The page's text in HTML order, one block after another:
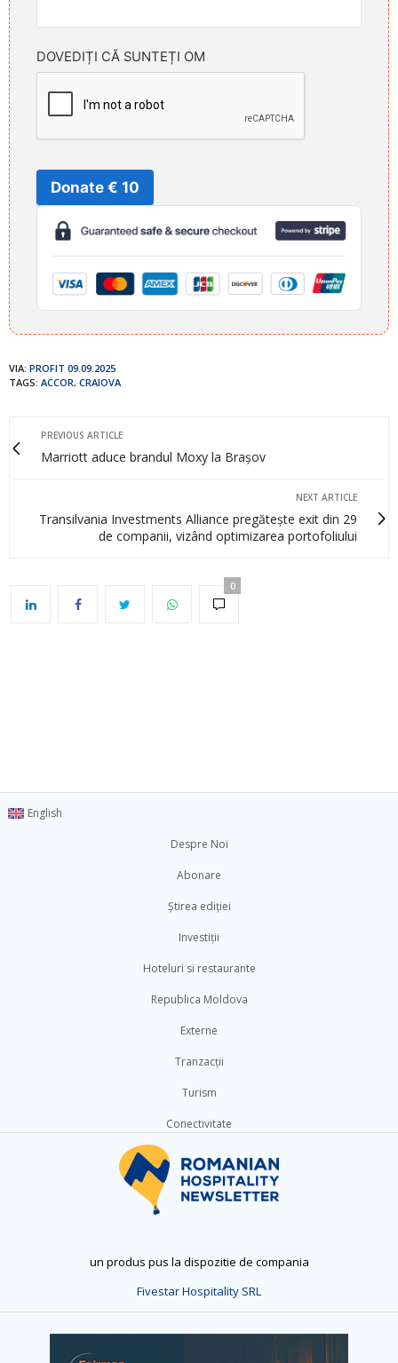
DOVEDIȚI CĂ SUNTEȚI OM
Donate € 10
VIA: PROFIT 09.09.2025
TAGS: ACCOR, CRAIOVA
PREVIOUS ARTICLE
Marriott aduce brandul Moxy la Brașov
NEXT ARTICLE
Transilvania Investments Alliance pregătește exit din 29
de companii, vizând optimizarea portofoliului
0
English
Despre Noi
Abonare
Știrea ediției
Investiții
Hoteluri si restaurante
Republica Moldova
Externe
Tranzacții
Turism
Conectivitate
un produs pus la dispozitie de compania
Fivestar Hospitality SRL